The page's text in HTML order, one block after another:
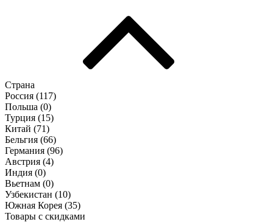
Страна
Россия (117)
Польша (0)
Турция (15)
Китай (71)
Бельгия (66)
Германия (96)
Австрия (4)
Индия (0)
Вьетнам (0)
Узбекистан (10)
Южная Корея (35)
Товары с скидками